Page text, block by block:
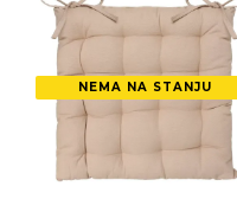
NEMA NA STANJU